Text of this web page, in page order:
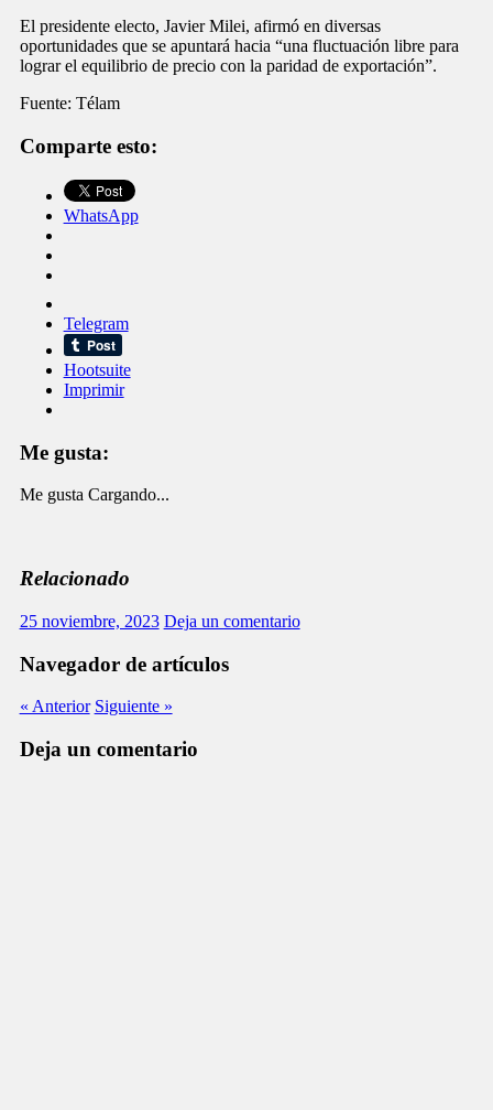
El presidente electo, Javier Milei, afirmó en diversas
oportunidades que se apuntará hacia “una fluctuación libre para
lograr el equilibrio de precio con la paridad de exportación”.
Fuente: Télam
Comparte esto:
WhatsApp
Telegram
Hootsuite
Imprimir
Me gusta:
Me gusta Cargando...
Relacionado
25 noviembre, 2023 Deja un comentario
Navegador de artículos
« Anterior Siguiente »
Deja un comentario